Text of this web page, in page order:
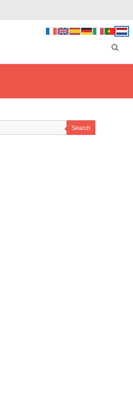
Search